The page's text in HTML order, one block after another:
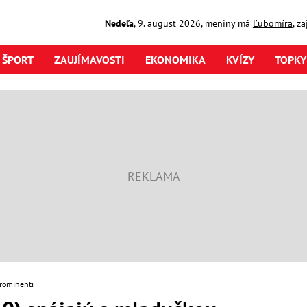
Nedeľa,9. august2026, meniny má Ľubomíra,
ŠPORT ZAUJÍMAVOSTI EKONOMIKA KVÍZY